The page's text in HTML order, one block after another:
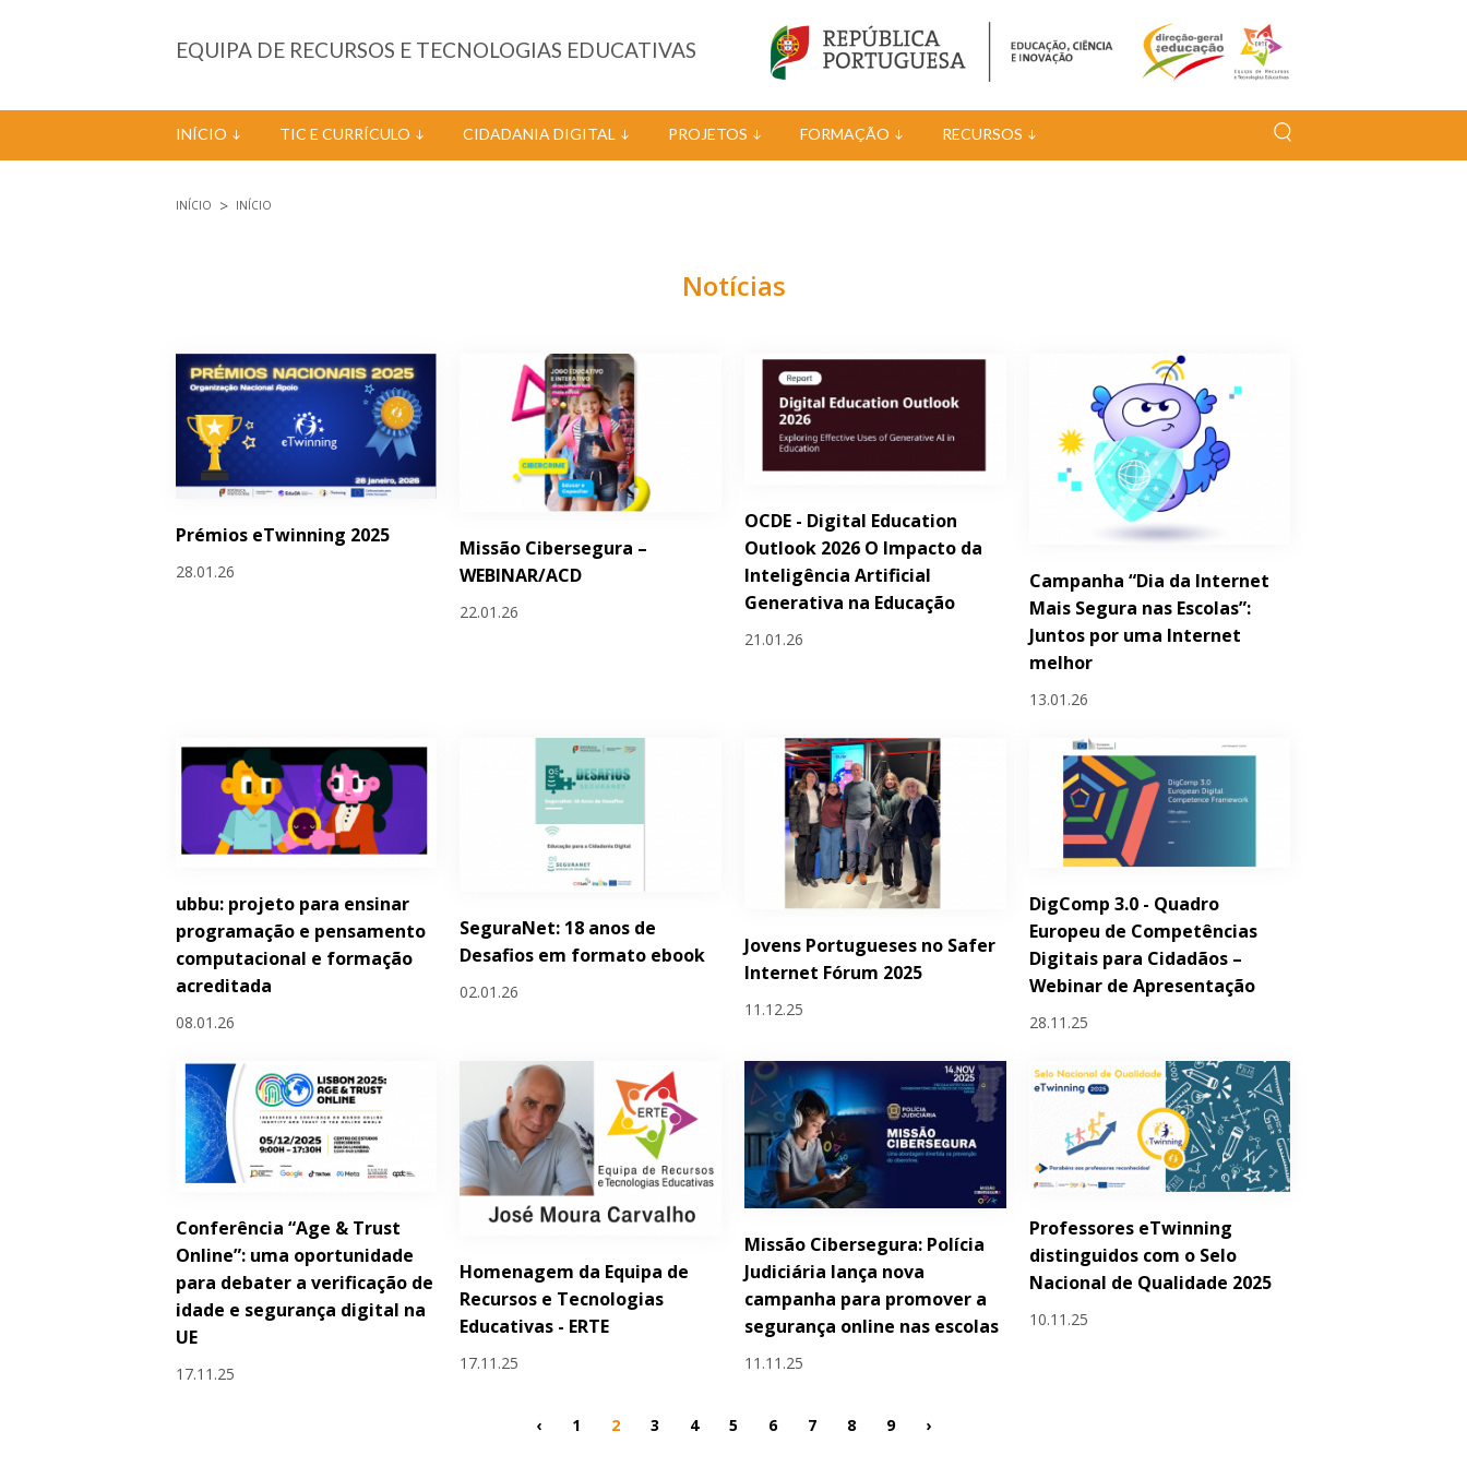
EQUIPA DE RECURSOS E TECNOLOGIAS EDUCATIVAS
INÍCIO TIC E CURRÍCULO CIDADANIA DIGITAL PROJETOS FORMAÇÃO RECURSOS
INÍCIO INÍCIO
Notícias
Prémios eTwinning 2025
28.01.26
Missão Cibersegura –
WEBINAR/ACD
22.01.26
OCDE - Digital Education
Outlook 2026 O Impacto da
Inteligência Artificial
Generativa na Educação
21.01.26
Campanha “Dia da Internet
Mais Segura nas Escolas”:
Juntos por uma Internet
melhor
13.01.26
ubbu: projeto para ensinar
programação e pensamento
computacional e formação
acreditada
08.01.26
SeguraNet: 18 anos de
Desafios em formato ebook
02.01.26
Jovens Portugueses no Safer
Internet Fórum 2025
11.12.25
DigComp 3.0 - Quadro
Europeu de Competências
Digitais para Cidadãos –
Webinar de Apresentação
28.11.25
Conferência “Age & Trust
Online”: uma oportunidade
para debater a verificação de
idade e segurança digital na
UE
17.11.25
Homenagem da Equipa de
Recursos e Tecnologias
Educativas - ERTE
17.11.25
Missão Cibersegura: Polícia
Judiciária lança nova
campanha para promover a
segurança online nas escolas
11.11.25
Professores eTwinning
distinguidos com o Selo
Nacional de Qualidade 2025
10.11.25
Páginas
‹ 1 2 3 4 5 6 7 8 9 ›